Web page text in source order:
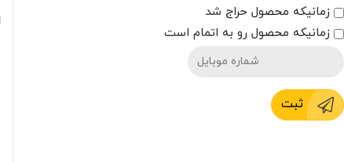
زمانیکه محصول حراج شد
زمانیکه محصول رو به اتمام است
ثبت